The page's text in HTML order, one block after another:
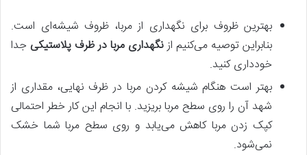
بهترین ظروف برای نگهداری از مربا، ظروف شیشه‌ای است.
بنابراین توصیه می‌کنیم ازنگهداری مربا در ظرف پلاستیکی جدا
خودداری کنید.
بهتر است هنگام شیشه کردن مربا در ظرف نهایی، مقداری از
شهد آن را روی سطح مربا بریزید. با انجام این کار خطر احتمالی
کپک زدن مربا کاهش می‌یابد و روی سطح مربا شما خشک
نمی‌شود.